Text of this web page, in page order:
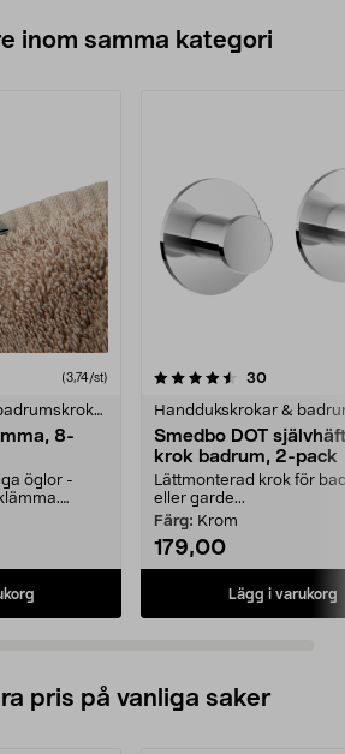
inom samma kategori
(3,74/st)
Handdukskrokar & badrumskrokar
8-
öglor -
30
Smedbo DOT
krok badrum, 2-pack
Lättmonterad krok för
eller garde...
Färg: Krom
179,00
Lägg i varukorg
4.5 av 5 stjärnor
pris på vanliga saker